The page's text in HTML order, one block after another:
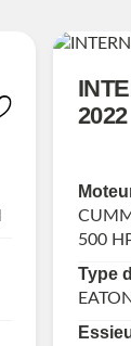
2022
500
Type